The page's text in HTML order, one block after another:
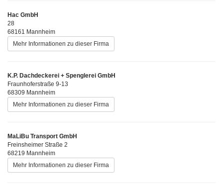
Hac GmbH
28
68161 Mannheim
Mehr Informationen zu dieser Firma
K.P. Dachdeckerei + Spenglerei GmbH
Fraunhoferstraße 9-13
68309 Mannheim
Mehr Informationen zu dieser Firma
MaLiBu Transport GmbH
Freinsheimer Straße 2
68219 Mannheim
Mehr Informationen zu dieser Firma